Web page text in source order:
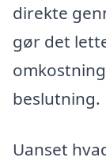
direkte
gør det
beslutning.
Uanset